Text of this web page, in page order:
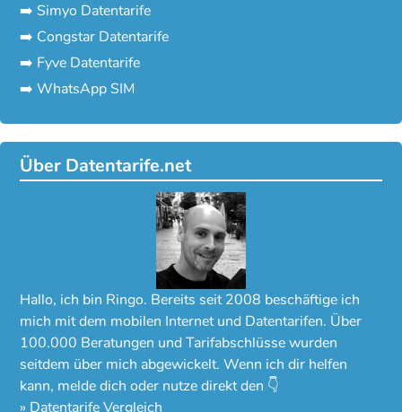
➡️ Simyo Datentarife
➡️ Congstar Datentarife
➡️ Fyve Datentarife
➡️ WhatsApp SIM
Über Datentarife.net
Hallo, ich bin Ringo. Bereits seit 2008 beschäftige ich
mich mit dem mobilen Internet und Datentarifen. Über
100.000 Beratungen und Tarifabschlüsse wurden
seitdem über mich abgewickelt. Wenn ich dir helfen
kann, melde dich oder nutze direkt den 👇
» Datentarife Vergleich